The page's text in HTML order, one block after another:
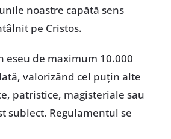
noastre capătă sens
pe Cristos.
eseu de maximum 10.000
valorizând cel puțin alte
patristice, magisteriale sau
subiect. Regulamentul se